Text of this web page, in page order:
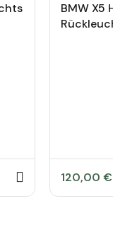
BMW X5
120,00 €